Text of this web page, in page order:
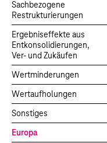
Sachbezogene
Restrukturierungen
Ergebniseffekte aus
Entkonsolidierungen,
Ver- und Zukäufen
Wertminderungen
Wertaufholungen
Sonstiges
Europa